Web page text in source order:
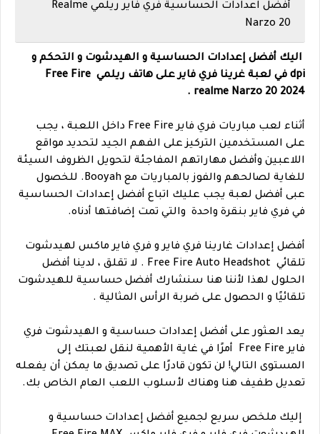
أفضل اعدادات الحساسية فري فاير ريلمي Realme
Narzo 20
اليك أفضل إعدادات الحساسية و الهيدشوت و التحكم و
dpi في لعبة غرينا فري فاير على هاتف ريلمي Free Fire
realme Narzo 20 2024.
أثناء لعب مباريات فري فاير Free Fire داخل اللعبة ، يجب
على المستخدمين التركيز على الفهم الجيد لتحديد مواقع
اللاعبين وأفضل مهاراتهم المفاجئة لتحويل الظروف السيئة
للغاية لصالحهم والفوز بالمباريات مع Booyah. للخصول
عبى أفضل لعبة يجب عليك اتباع أفضل إعدادات الحساسية
في فري فاير بنقرة واحدة والتي تمت إضافتها أدناه.
أفضل إعدادات غارينا فري فاير و فري فاير ماكس لهيدشوت
تلقائي Free Fire Auto Headshot . لا تقلق ، لدينا أفضل
الحلول لهذا لأننا هنا سنشارك أفضل حساسية للهيدشوت
تلقائيًا و الحصول على ضربة الرأس المثالية .
يعد العثور على أفضل إعدادات حساسية و الهيدشوت فري
فاير Free Fire أمرًا في غاية الأهمية لنقل لعبتك إلى
المستوى التالي! لن تكون قادرًا على تصديق ما يمكن أن يفعله
تعديل طفيف هنا وهناك لأسلوب اللعب العام الخاص بك.
إليك ملخص سريع لجميع أفضل إعدادات حساسية و